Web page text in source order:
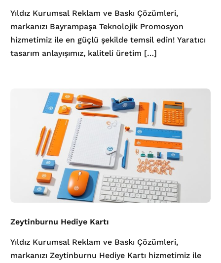
Yıldız Kurumsal Reklam ve Baskı Çözümleri,
markanızı Bayrampaşa Teknolojik Promosyon
hizmetimiz ile en güçlü şekilde temsil edin! Yaratıcı
tasarım anlayışımız, kaliteli üretim […]
Zeytinburnu Hediye Kartı
Yıldız Kurumsal Reklam ve Baskı Çözümleri,
markanızı Zeytinburnu Hediye Kartı hizmetimiz ile